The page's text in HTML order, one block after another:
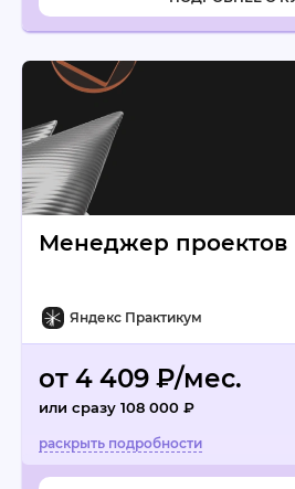
Менеджер проектов
Яндекс Практикум
от 4 409 ₽/мес.
или сразу 108 000 ₽